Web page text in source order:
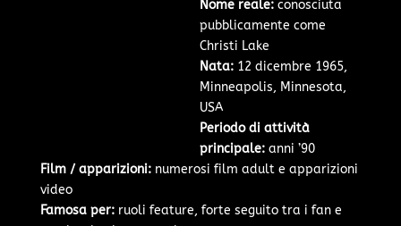
Nome reale:conosciuta
pubblicamente come
Christi Lake
Nata:12 dicembre 1965,
Minneapolis, Minnesota,
USA
Periodo di attività
principale:anni ’90
Film / apparizioni:numerosi film adult e apparizioni
video
Famosa per:ruoli feature, forte seguito tra i fan e